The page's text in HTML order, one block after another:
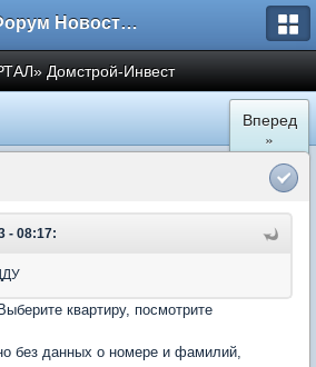
Форум Новостройки
Домстрой-Инвест
Вперед
»
- 08:17:
квартиру, посмотрите
без данных о номере и фамилий,